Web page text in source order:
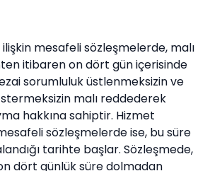
ilişkin mesafeli sözleşmelerde, malı
itibaren on dört gün içerisinde
sorumluluk üstlenmeksizin ve
malı reddederek
hakkına sahiptir. Hizmet
sözleşmelerde ise, bu süre
tarihte başlar. Sözleşmede,
dört günlük süre dolmadan